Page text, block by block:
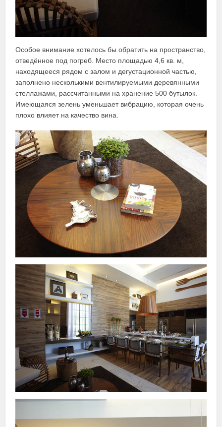
Особое внимание хотелось бы обратить на пространство,
отведённое под погреб. Место площадью 4,6 кв. м,
находящееся рядом с залом и дегустационной частью,
заполнено несколькими вентилируемыми деревянными
стеллажами, рассчитанными на хранение 500 бутылок.
Имеющаяся зелень уменьшает вибрацию, которая очень
плохо влияет на качество вина.